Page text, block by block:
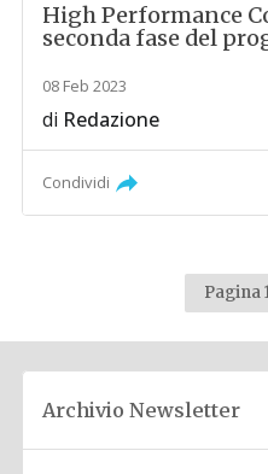
High Performance
seconda fase del
08 Feb 2023
di Redazione
Condividi
Pagina
Archivio Newsletter